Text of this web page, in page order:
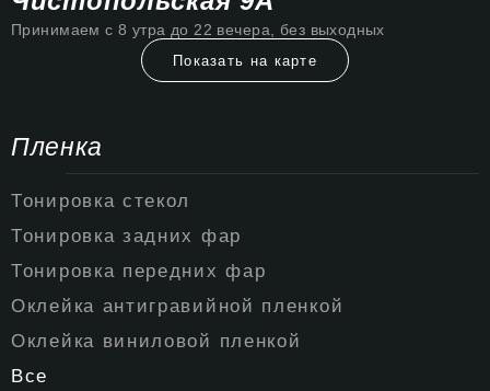
Принимаем с 8 утра до 22 вечера, без выходных
Показать на карте
Пленка
Тонировка стекол
Тонировка задних фар
Тонировка передних фар
Оклейка антигравийной пленкой
Оклейка виниловой пленкой
Все